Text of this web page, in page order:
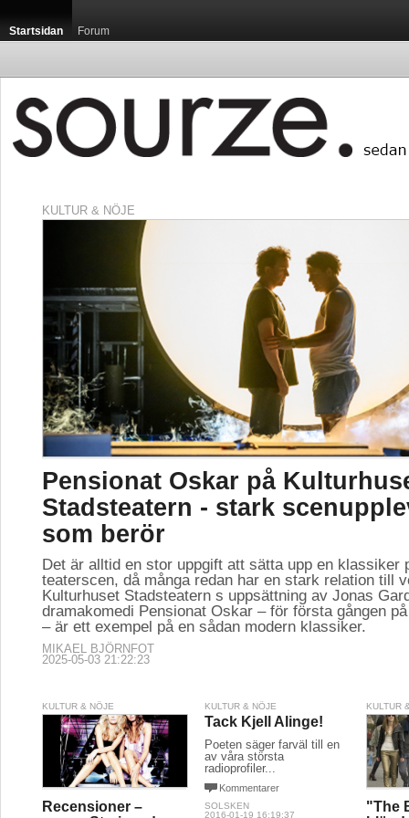
Startsidan Forum
KULTUR & NÖJE
Pensionat Oskar på
Stadsteatern - stark
som berör
Det är alltid en stor uppgift att sätta upp en klassiker
teaterscen, då många redan har en stark relation till
Kulturhuset Stadsteatern s uppsättning av Jonas
dramakomedi Pensionat Oskar – för första gången
– är ett exempel på en sådan modern klassiker.
MIKAEL BJÖRNFOT
2025-05-03 21:22:23
KULTUR & NÖJE
Recensioner –
KULTUR & NÖJE
Tack Kjell Alinge!
Poeten säger farväl till en
av våra största
radioprofiler...
Kommentarer
SOLSKEN
2016-01-19 16:19:37
KULTUR
"The